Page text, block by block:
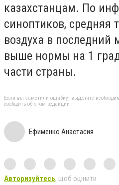
казахстанцам. По
синоптиков, средняя
воздуха в последний
выше нормы на 1
части страны.
Если вы заметили ошибку, выделите
сообщить об этом редакции
Ефименко Анастасия
Авторизуйтесь, щоб оцінити